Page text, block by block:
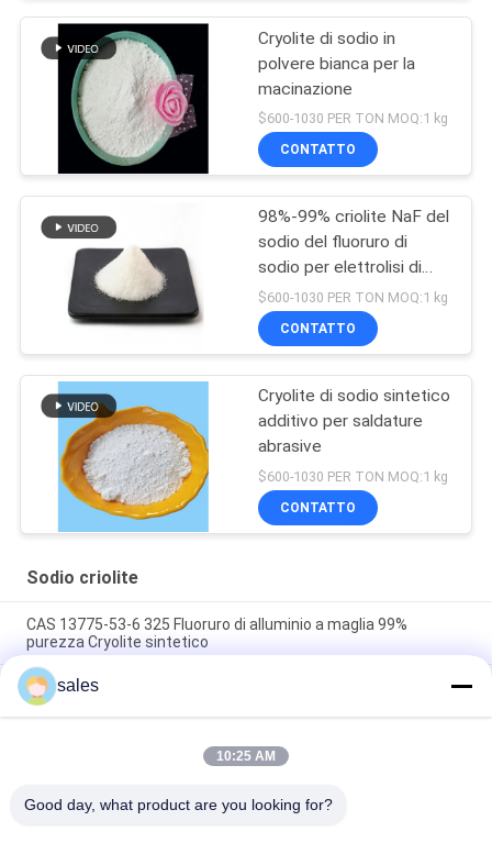
Cryolite di sodio in
polvere bianca per la
macinazione
$600-1030 PER TON MOQ:1 kg
CONTATTO
98%-99% criolite NaF del
sodio del fluoruro di
sodio per elettrolisi di
alluminio
$600-1030 PER TON MOQ:1 kg
CONTATTO
Cryolite di sodio sintetico
additivo per saldature
abrasive
$600-1030 PER TON MOQ:1 kg
CONTATTO
Sodio criolite
CAS 13775-53-6 325 Fluoruro di alluminio a maglia 99%
purezza Cryolite sintetico
Oltre il grado 1000 di industriale di Mesh Sodium Cryolite CAS
13775-53-6
Peso molecolare 209,94 Cryolite di sodio Composto chimico
insolubile in acqua Ideale per i processi di produzione
sales
10:25 AM
Good day, what product are you looking for?